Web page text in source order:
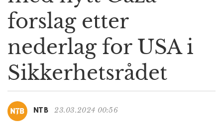
a
o
n
forslag etter
nederlag for USA i
Sikkerhetsrådet
NTB 23.03.2024 00:56